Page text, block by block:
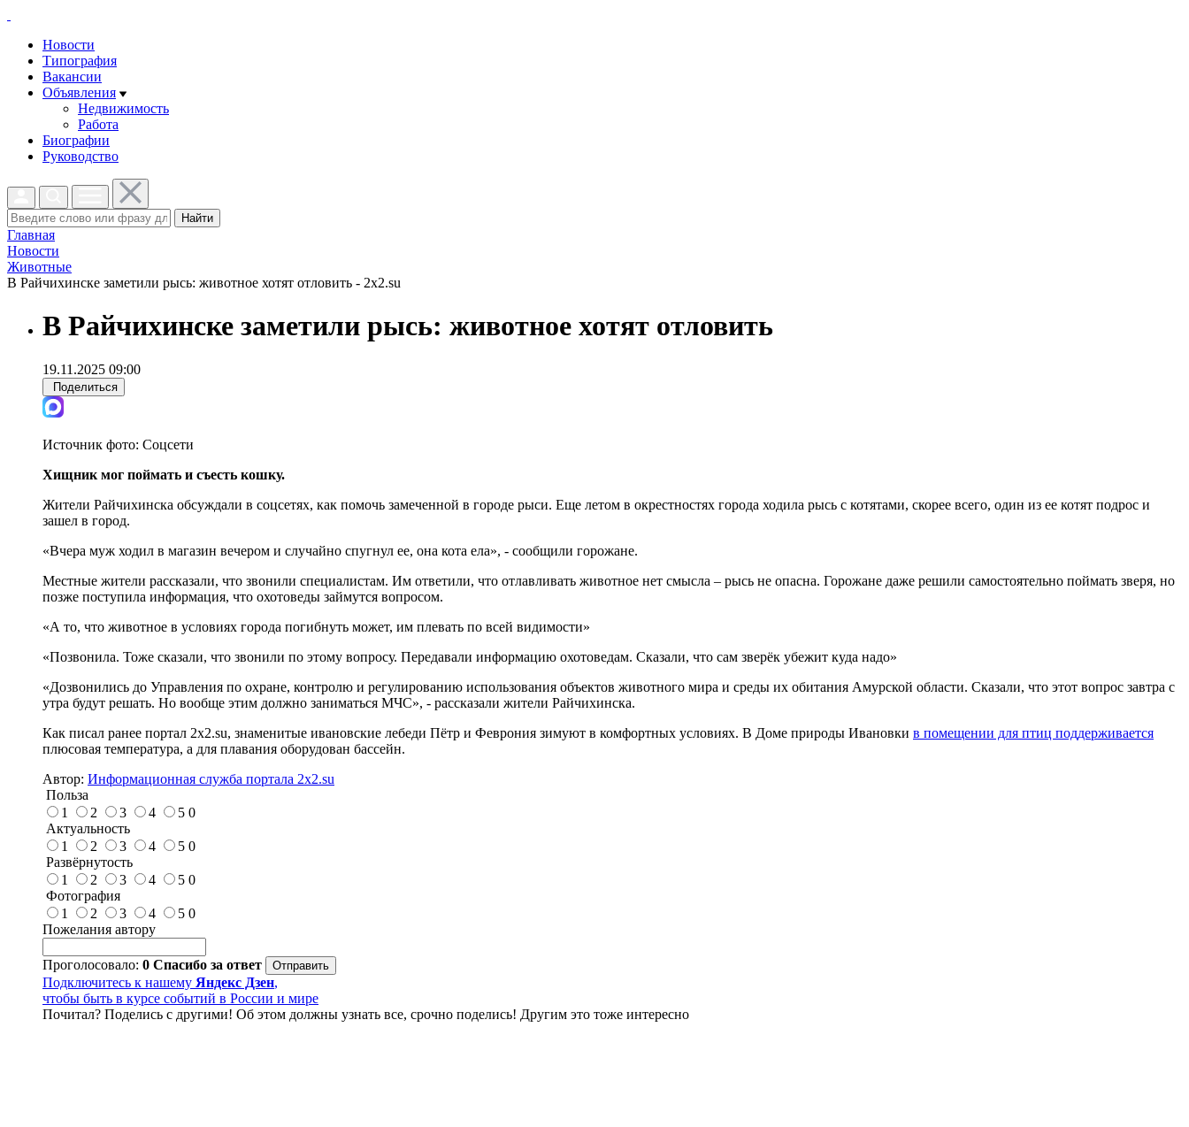
Новости
Типография
Вакансии
Объявления
Недвижимость
Работа
Биографии
Руководство
Найти
Главная
Новости
Животные
В Райчихинске заметили рысь: животное хотят отловить - 2x2.su
В Райчихинске заметили рысь: животное хотят отловить
19.11.2025 09:00
Поделиться
Источник фото: Соцсети
Хищник мог поймать и съесть кошку.
Жители Райчихинска обсуждали в соцсетях, как помочь замеченной в городе рыси. Еще летом в окрестностях города ходила рысь с котятами, скорее всего, один из ее котят подрос и
зашел в город.
«Вчера муж ходил в магазин вечером и случайно спугнул ее, она кота ела», - сообщили горожане.
Местные жители рассказали, что звонили специалистам. Им ответили, что отлавливать животное нет смысла – рысь не опасна. Горожане даже решили самостоятельно поймать зверя, но
позже поступила информация, что охотоведы займутся вопросом.
«А то, что животное в условиях города погибнуть может, им плевать по всей видимости»
«Позвонила. Тоже сказали, что звонили по этому вопросу. Передавали информацию охотоведам. Сказали, что сам зверёк убежит куда надо»
«Дозвонились до Управления по охране, контролю и регулированию использования объектов животного мира и среды их обитания Амурской области. Сказали, что этот вопрос завтра с
утра будут решать. Но вообще этим должно заниматься МЧС», - рассказали жители Райчихинска.
Как писал ранее портал 2х2.su, знаменитые ивановские лебеди Пётр и Феврония зимуют в комфортных условиях. В Доме природы Ивановки в помещении для птиц поддерживается
плюсовая температура, а для плавания оборудован бассейн.
Автор: Информационная служба портала 2x2.su
Польза
1
2 3 4 5 0
Актуальность
1
2 3 4 5 0
Развёрнутость
1
2 3 4 5 0
Фотография
1
2 3 4 5 0
Пожелания автору
Проголосовало: 0 Спасибо за ответ
Подключитесь к нашему Яндекс Дзен,
чтобы быть в курсе событий в России и мире
Почитал? Поделись с другими! Об этом должны узнать все, срочно поделись! Другим это тоже интересно